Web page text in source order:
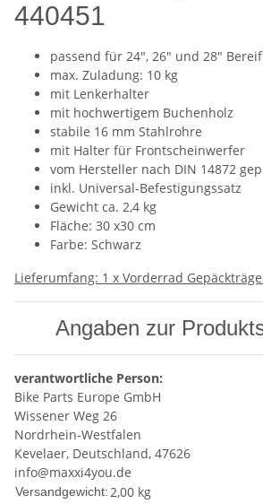
440451
passend für 24", 26" und 28"
max. Zuladung: 10 kg
mit Lenkerhalter
mit hochwertigem Buchenholz
stabile 16 mm Stahlrohre
mit Halter für Frontscheinwerfer
vom Hersteller nach DIN 14872
inkl. Universal-Befestigungssatz
Gewicht ca. 2,4 kg
Fläche: 30 x30 cm
Farbe: Schwarz
Lieferumfang: 1 x Vorderrad
Angaben zur
verantwortliche Person:
Bike Parts Europe GmbH
Wissener Weg 26
Nordrhein-Westfalen
Kevelaer, Deutschland, 47626
info@maxxi4you.de
Versandgewicht:2,00 kg